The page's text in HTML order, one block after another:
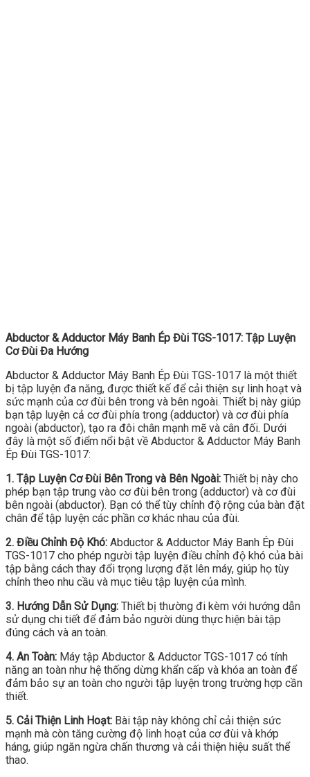
Abductor & Adductor Máy Banh Ép Đùi TGS-1017: Tập Luyện
Cơ Đùi Đa Hướng
Abductor & Adductor Máy Banh Ép Đùi TGS-1017 là một thiết
bị tập luyện đa năng, được thiết kế để cải thiện sự linh hoạt và
sức mạnh của cơ đùi bên trong và bên ngoài. Thiết bị này giúp
bạn tập luyện cả cơ đùi phía trong (adductor) và cơ đùi phía
ngoài (abductor), tạo ra đôi chân mạnh mẽ và cân đối. Dưới
đây là một số điểm nổi bật về Abductor & Adductor Máy Banh
Ép Đùi TGS-1017:
1. Tập Luyện Cơ Đùi Bên Trong và Bên Ngoài: Thiết bị này cho
phép bạn tập trung vào cơ đùi bên trong (adductor) và cơ đùi
bên ngoài (abductor). Bạn có thể tùy chỉnh độ rộng của bàn đặt
chân để tập luyện các phần cơ khác nhau của đùi.
2. Điều Chỉnh Độ Khó: Abductor & Adductor Máy Banh Ép Đùi
TGS-1017 cho phép người tập luyện điều chỉnh độ khó của bài
tập bằng cách thay đổi trọng lượng đặt lên máy, giúp họ tùy
chỉnh theo nhu cầu và mục tiêu tập luyện của mình.
3. Hướng Dẫn Sử Dụng: Thiết bị thường đi kèm với hướng dẫn
sử dụng chi tiết để đảm bảo người dùng thực hiện bài tập
đúng cách và an toàn.
4. An Toàn: Máy tập Abductor & Adductor TGS-1017 có tính
năng an toàn như hệ thống dừng khẩn cấp và khóa an toàn để
đảm bảo sự an toàn cho người tập luyện trong trường hợp cần
thiết.
5. Cải Thiện Linh Hoạt: Bài tập này không chỉ cải thiện sức
mạnh mà còn tăng cường độ linh hoạt của cơ đùi và khớp
háng, giúp ngăn ngừa chấn thương và cải thiện hiệu suất thể
thao.